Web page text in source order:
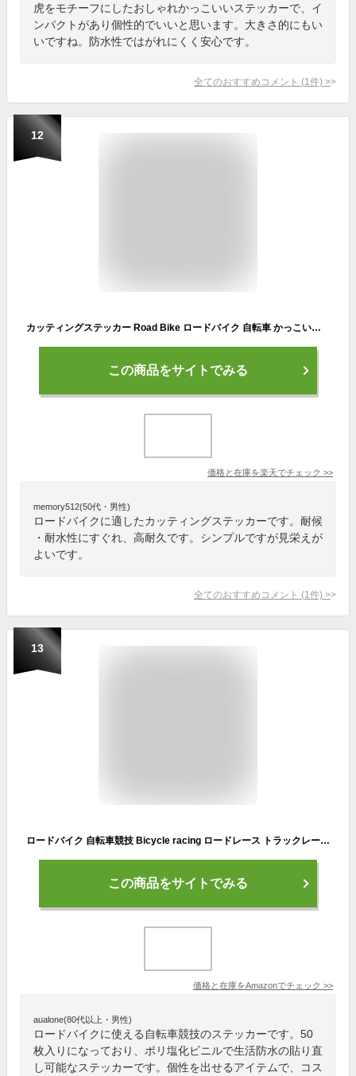
虎をモチーフにしたおしゃれかっこいいステッカーで、イ
ンパクトがあり個性的でいいと思います。大きさ的にもい
いですね。防水性ではがれにくく安心です。
全てのおすすめコメント (1 件) >
12
カッティングステッカー Road Bike ロードバイク 自転車 かっこいい おしゃれ チャリ トレック ダウンヒル キャノンデール ヘルメット 特大 大きい
この商品をサイトでみる
価格と在庫を楽天でチェック >>
memory512(50代・男性)
ロードバイクに適したカッティングステッカーです。耐候
・耐水性にすぐれ、高耐久です。シンプルですが見栄えが
よいです。
全てのおすすめコメント (1 件) >
13
ロードバイク 自転車競技 Bicycle racing ロードレース トラックレース マウンテンバイク シクロクロス BMX トライアル スポーツ ステッカー (50枚LQ)
この商品をサイトでみる
価格と在庫をAmazonでチェック >>
aualone(80代以上・男性)
ロードバイクに使える自転車競技のステッカーです。50
枚入りになっており、ポリ塩化ビニルで生活防水の貼り直
し可能なステッカーです。個性を出せるアイテムで、コス